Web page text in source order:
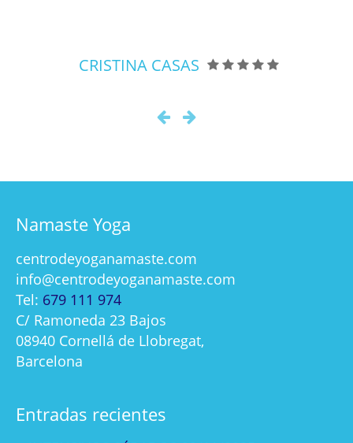
CRISTINA CASAS
Namaste Yoga
centrodeyoganamaste.com
info@centrodeyoganamaste.com
Tel: 679 111 974
C/ Ramoneda 23 Bajos
08940 Cornellá de Llobregat,
Barcelona
Entradas recientes